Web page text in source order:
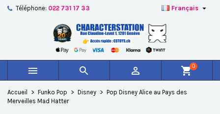
Téléphone: 022 731 17 33 Français 
   shopping_cart0
Accueil Funko Pop Disney
Pop Disney Alice au Pays des
Merveilles Mad Hatter
Créer une nouvelle liste
Nom de la liste d'envies
Annuler Créer une liste d'envies
Vous devez être connecté pour ajouter des produits à
votre liste d'envies.